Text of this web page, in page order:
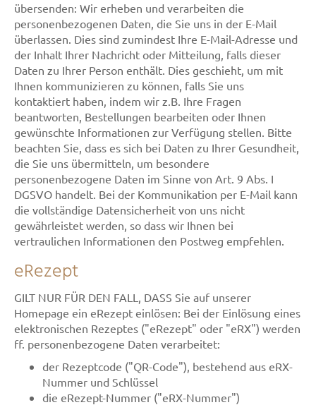
übersenden: Wir erheben und verarbeiten die
personenbezogenen Daten, die Sie uns in der E-Mail
überlassen. Dies sind zumindest Ihre E-Mail-Adresse und
der Inhalt Ihrer Nachricht oder Mitteilung, falls dieser
Daten zu Ihrer Person enthält. Dies geschieht, um mit
Ihnen kommunizieren zu können, falls Sie uns
kontaktiert haben, indem wir z.B. Ihre Fragen
beantworten, Bestellungen bearbeiten oder Ihnen
gewünschte Informationen zur Verfügung stellen. Bitte
beachten Sie, dass es sich bei Daten zu Ihrer Gesundheit,
die Sie uns übermitteln, um besondere
personenbezogene Daten im Sinne von Art. 9 Abs. I
DGSVO handelt. Bei der Kommunikation per E-Mail kann
die vollständige Datensicherheit von uns nicht
gewährleistet werden, so dass wir Ihnen bei
vertraulichen Informationen den Postweg empfehlen.
eRezept
GILT NUR FÜR DEN FALL, DASS Sie auf unserer
Homepage ein eRezept einlösen: Bei der Einlösung eines
elektronischen Rezeptes ("eRezept" oder "eRX") werden
ff. personenbezogene Daten verarbeitet:
der Rezeptcode ("QR-Code"), bestehend aus eRX-
Nummer und Schlüssel
die eRezept-Nummer ("eRX-Nummer")